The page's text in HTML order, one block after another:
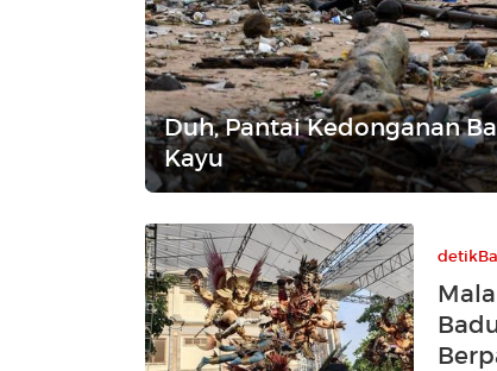
Duh, Pantai Kedonganan
Kayu